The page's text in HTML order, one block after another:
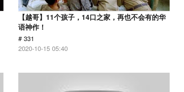
【越哥】11个孩子，14口之家，再也不会有的华
语神作！
# 331
2020-10-15 05:40